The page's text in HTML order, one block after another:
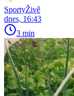
SportyŽivě
dnes, 16:43
3 min